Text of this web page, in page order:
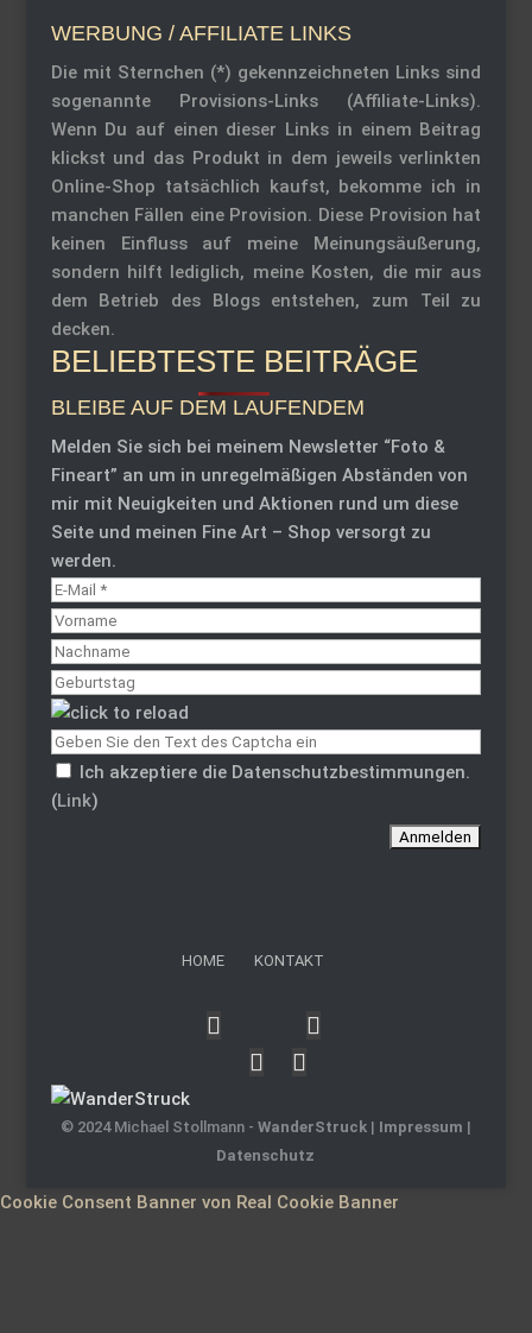
WERBUNG / AFFILIATE LINKS
Die mit Sternchen (*) gekennzeichneten Links sind
sogenannte Provisions-Links (Affiliate-Links).
Wenn Du auf einen dieser Links in einem Beitrag
klickst und das Produkt in dem jeweils verlinkten
Online-Shop tatsächlich kaufst, bekomme ich in
manchen Fällen eine Provision. Diese Provision hat
keinen Einfluss auf meine Meinungsäußerung,
sondern hilft lediglich, meine Kosten, die mir aus
dem Betrieb des Blogs entstehen, zum Teil zu
decken.
BELIEBTESTE BEITRÄGE
BLEIBE AUF DEM LAUFENDEM
Melden Sie sich bei meinem Newsletter “Foto &
Fineart” an um in unregelmäßigen Abständen von
mir mit Neuigkeiten und Aktionen rund um diese
Seite und meinen Fine Art – Shop versorgt zu
werden.
Ich akzeptiere die Datenschutzbestimmungen.
(Link)
HOME KONTAKT
© 2024 Michael Stollmann - WanderStruck| Impressum |
Datenschutz
Cookie Consent Banner von Real Cookie Banner